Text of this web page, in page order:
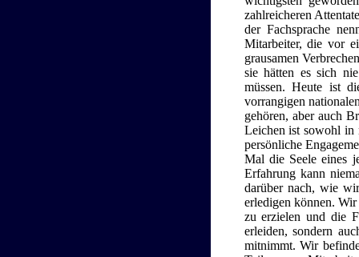
zahlreicheren
der Fachsprache
Mitarbeiter, die vor
grausamen
sie hätten es sich
müssen. Heute ist
vorrangigen
gehören, aber auch
Leichen ist sowohl in
persönliche
Mal die Seele eines
Erfahrung kann
darüber nach, wie
erledigen können.
zu erzielen und die
erleiden, sondern
mitnimmt. Wir